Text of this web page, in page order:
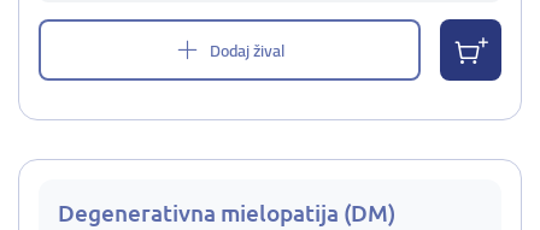
Dodaj žival
Degenerativna mielopatija (DM)